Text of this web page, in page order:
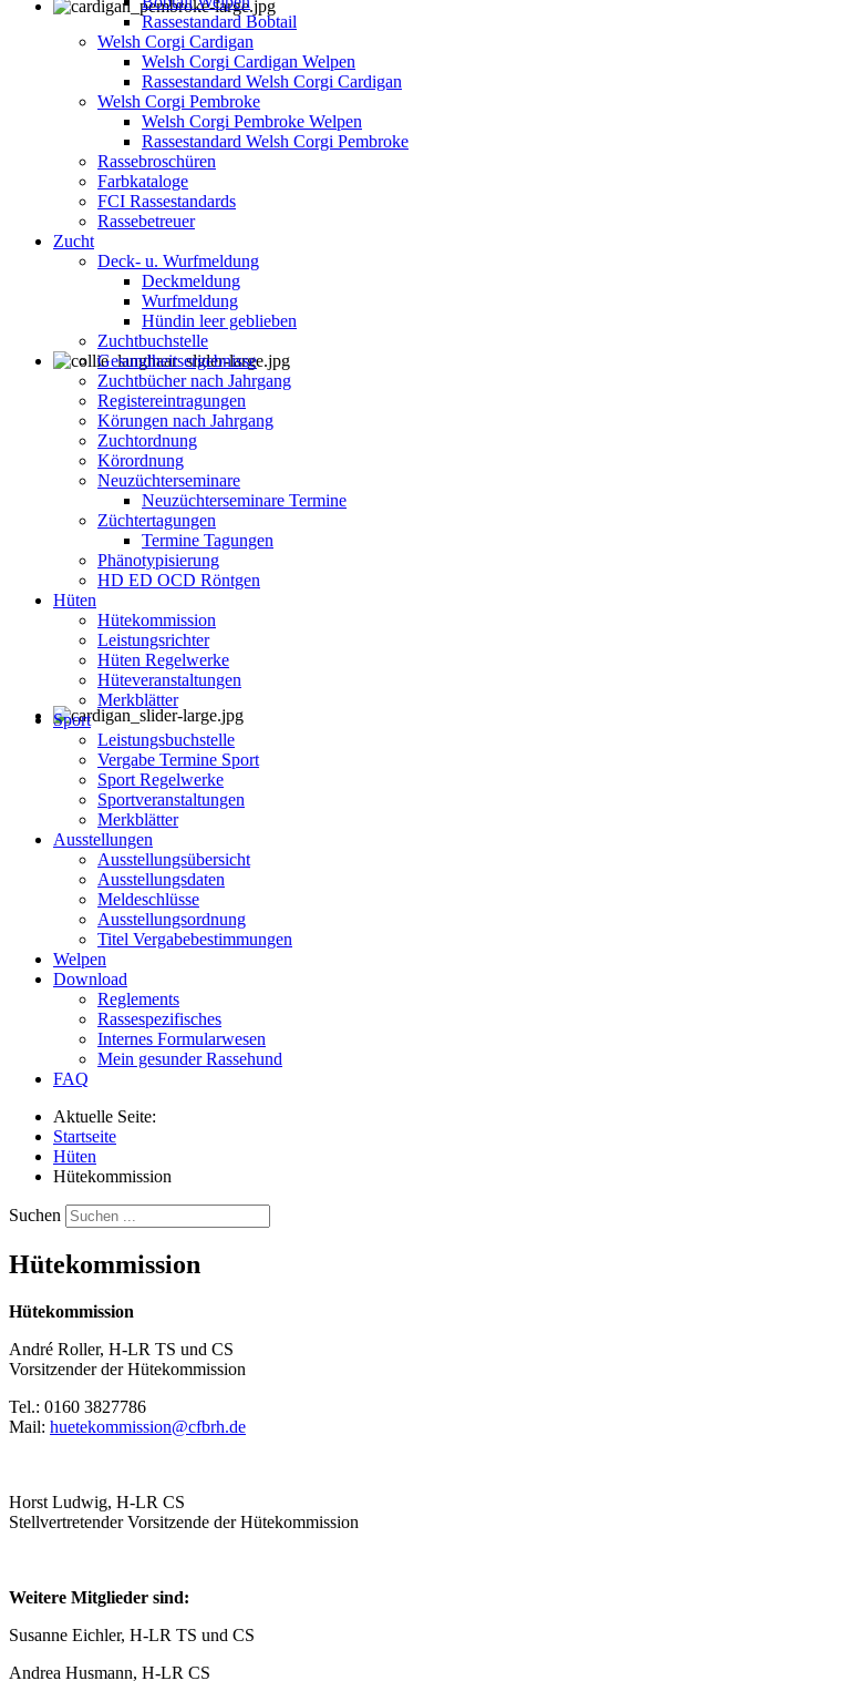
Rassestandard Bobtail
Welsh Corgi Cardigan
Welsh Corgi Cardigan Welpen
Rassestandard Welsh Corgi Cardigan
Welsh Corgi Pembroke
Welsh Corgi Pembroke Welpen
Rassestandard Welsh Corgi Pembroke
Rassebroschüren
Farbkataloge
FCI Rassestandards
Rassebetreuer
Zucht
Deck- u. Wurfmeldung
Deckmeldung
Wurfmeldung
Hündin leer geblieben
Zuchtbuchstelle
Gesundheitsergebnisse
Zuchtbücher nach Jahrgang
Registereintragungen
Körungen nach Jahrgang
Zuchtordnung
Körordnung
Neuzüchterseminare
Neuzüchterseminare Termine
Züchtertagungen
Termine Tagungen
Phänotypisierung
HD ED OCD Röntgen
Hüten
Hütekommission
Leistungsrichter
Hüten Regelwerke
Hüteveranstaltungen
Merkblätter
Sport
Leistungsbuchstelle
Vergabe Termine Sport
Sport Regelwerke
Sportveranstaltungen
Merkblätter
Ausstellungen
Ausstellungsübersicht
Ausstellungsdaten
Meldeschlüsse
Ausstellungsordnung
Titel Vergabebestimmungen
Welpen
Download
Reglements
Rassespezifisches
Internes Formularwesen
Mein gesunder Rassehund
FAQ
Aktuelle Seite:
Startseite
Hüten
Hütekommission
Suchen
Hütekommission
Hütekommission
André Roller, H-LR TS und CS
Vorsitzender der Hütekommission
Tel.: 0160 3827786
Mail: huetekommission@cfbrh.de
Horst Ludwig, H-LR CS
Stellvertretender Vorsitzende der Hütekommission
Weitere Mitglieder sind:
Susanne Eichler, H-LR TS und CS
Andrea Husmann, H-LR CS